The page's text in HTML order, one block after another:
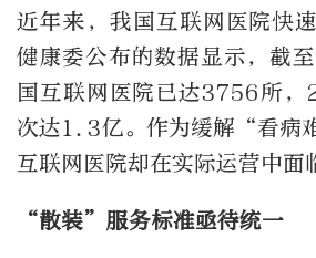
近年来，我国互联网医院快
健康委公布的数据显示，截
国互联网医院已达3756所
次达1.3亿。作为缓解“看病
互联网医院却在实际运营中面
“散装”服务标准亟待统一